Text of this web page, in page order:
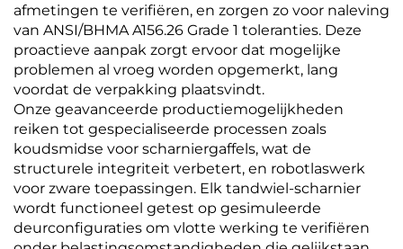
afmetingen te verifiëren, en zorgen zo voor naleving
van ANSI/BHMA A156.26 Grade 1 toleranties. Deze
proactieve aanpak zorgt ervoor dat mogelijke
problemen al vroeg worden opgemerkt, lang
voordat de verpakking plaatsvindt.
Onze geavanceerde productiemogelijkheden
reiken tot gespecialiseerde processen zoals
koudsmidse voor scharniergaffels, wat de
structurele integriteit verbetert, en robotlaswerk
voor zware toepassingen. Elk tandwiel-scharnier
wordt functioneel getest op gesimuleerde
deurconfiguraties om vlotte werking te verifiëren